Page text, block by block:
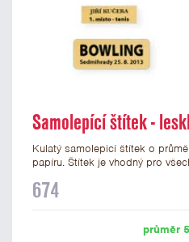
Samolepící štítek -
Kulatý samolepicí štítek o
papíru. Štítek je vhodný pro
mm. Na štítek je možné
674
průměr